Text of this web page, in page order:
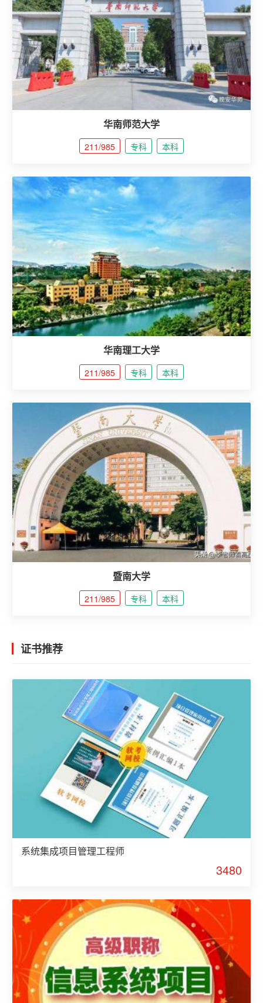
华南师范大学
211/985 专科 本科
华南理工大学
211/985 专科 本科
暨南大学
211/985 专科 本科
证书推荐
系统集成项目管理工程师
3480